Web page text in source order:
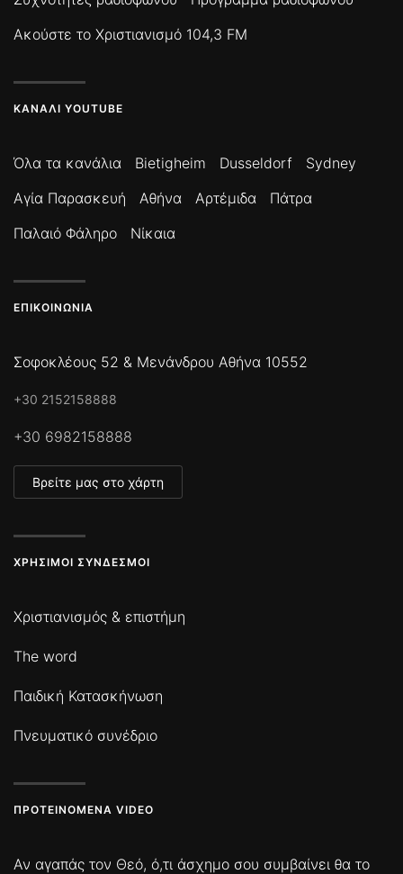
Ακούστε το Χριστιανισμό 104,3 FM
ΚΑΝΆΛΙ YOUTUBE
Όλα τα κανάλια Bietigheim Dusseldorf
Sydney
Αγία Παρασκευή
Αθήνα Αρτέμιδα
Πάτρα
Παλαιό Φάληρο
Νίκαια
ΕΠΙΚΟΙΝΩΝΊΑ
Σοφοκλέους 52 & Μενάνδρου Αθήνα 10552
+30 2152158888
+30 6982158888
Βρείτε μας στο χάρτη
ΧΡΉΣΙΜΟΙ ΣΎΝΔΕΣΜΟΙ
Χριστιανισμός & επιστήμη
The word
Παιδική Κατασκήνωση
Πνευματικό συνέδριο
ΠΡΟΤΕΙΝΌΜΕΝΑ VIDEO
Αν αγαπάς τον Θεό, ό,τι άσχημο σου συμβαίνει θα το